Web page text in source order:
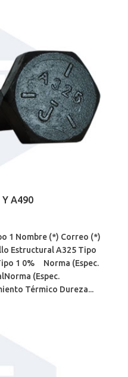
A490
1 Nombre (*) Correo (*)
Estructural A325 Tipo
1 0% Norma (Espec.
(Espec.
Térmico Dureza...